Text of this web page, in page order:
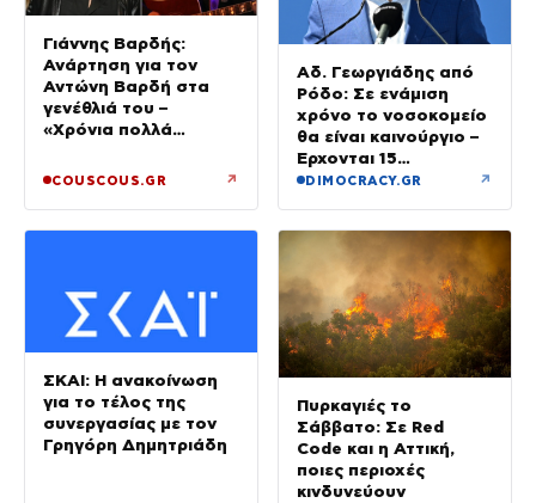
Γιάννης Βαρδής:
Ανάρτηση για τον
Αντώνη Βαρδή στα
γενέθλιά του –
«Χρόνια πολλά
COUSCOUS.GR ↗
Αδ. Γεωργιάδης από
Ρόδο: Σε ενάμιση
χρόνο το νοσοκομείο
θα είναι καινούργιο –
Έρχονται 15
νοσηλευτές και
DIMOCRACY.GR ↗
ΣΚΑΙ: Η ανακοίνωση
για το τέλος της
συνεργασίας με τον
Γρηγόρη Δημητριάδη
Πυρκαγιές το
Σάββατο: Σε Red
Code και η Αττική,
ποιες περιοχές
κινδυνεύουν